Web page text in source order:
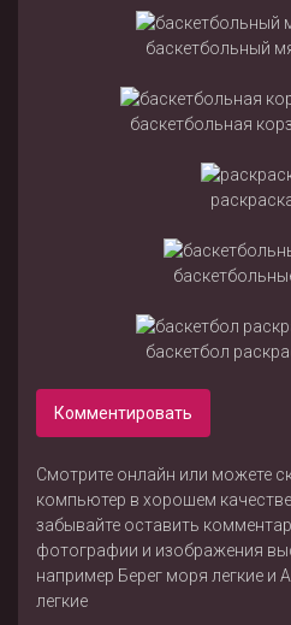
баскетбольный
баскетбольная
баскетбол
Комментировать
Смотрите онлайн или можете
компьютер в хорошем
забывайте оставить
фотографии и изображения
например Берег моря легкие и
легкие